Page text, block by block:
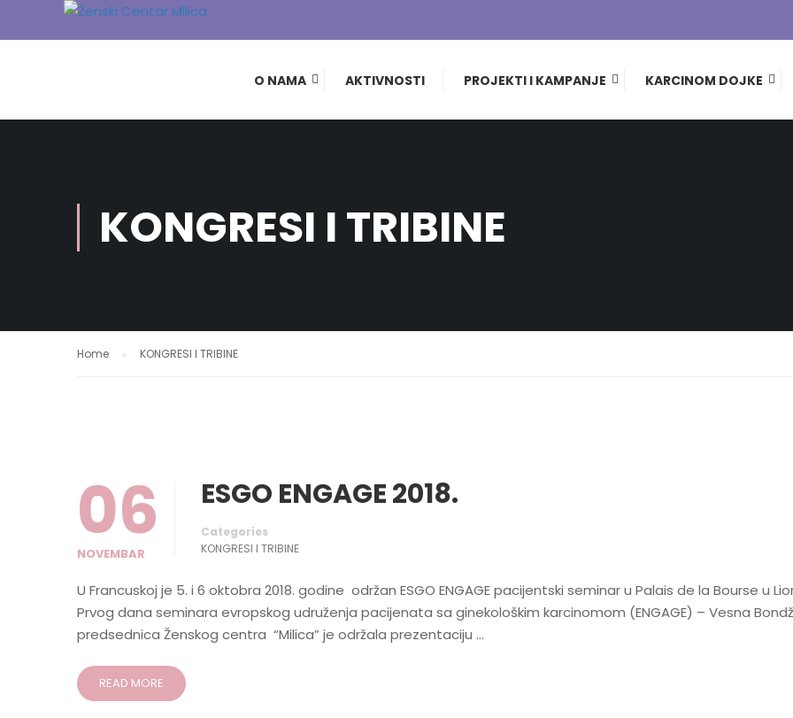
O NAMA AKTIVNOSTI PROJEKTI I KAMPANJE KARCINOM DOJKE
KONGRESI I TRIBINE
Home KONGRESI I TRIBINE
06
NOVEMBAR
ESGO ENGAGE 2018.
Categories
KONGRESI I TRIBINE
U Francuskoj je 5. i 6 oktobra 2018. godine održan ESGO ENGAGE pacijentski seminar u Palais de la Bourse u
Prvog dana seminara evropskog udruženja pacijenata sa ginekološkim karcinomom (ENGAGE) – Vesna
predsednica Ženskog centra “Milica” je održala prezentaciju …
READ MORE